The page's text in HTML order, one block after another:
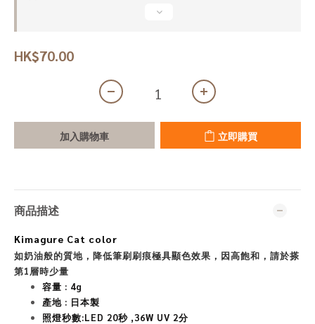
HK$70.00
加入購物車 立即購買
商品描述
Kimagure Cat color
如奶油般的質地，降低筆刷刷痕極具顯色效果，因高飽和，請於搽
第1層時少量
容量 : 4g
產地 : 日本製
照燈秒數:LED 20秒 ,36W UV 2分